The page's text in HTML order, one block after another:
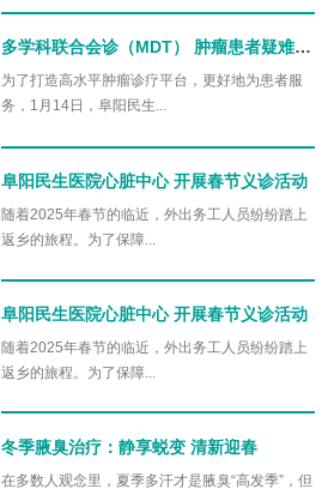
多学科联合会诊（MDT） 肿瘤患者疑难病症一步就医
为了打造高水平肿瘤诊疗平台，更好地为患者服
务，1月14日，阜阳民生...
阜阳民生医院心脏中心 开展春节义诊活动
随着2025年春节的临近，外出务工人员纷纷踏上
返乡的旅程。为了保障...
阜阳民生医院心脏中心 开展春节义诊活动
随着2025年春节的临近，外出务工人员纷纷踏上
返乡的旅程。为了保障...
冬季腋臭治疗：静享蜕变 清新迎春
在多数人观念里，夏季多汗才是腋臭“高发季”，但